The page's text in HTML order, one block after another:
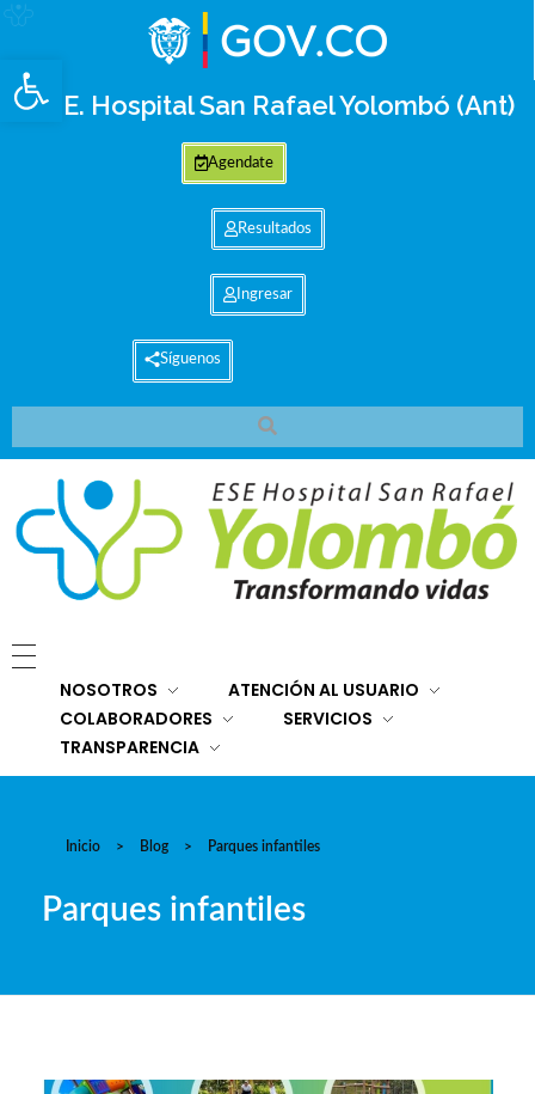
Abrir barra de herramientas
E.S.E. Hospital San Rafael Yolombó (Ant)
Agendate
Resultados
Ingresar
Síguenos
NOSOTROS
ATENCIÓN AL USUARIO
COLABORADORES
SERVICIOS
TRANSPARENCIA
Inicio > Blog > Parques infantiles
Parques infantiles